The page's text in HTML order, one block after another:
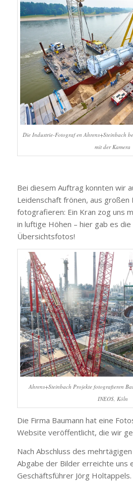
Die Industrie-Fotograf en Ahrens+Steinbach
mit der Kamera
Bei diesem Auftrag konnten wir
Leidenschaft frönen, aus großen
fotografieren: Ein Kran zog uns
in luftige Höhen – hier gab es
Übersichtsfotos!
Ahrens+Steinbach Projekte fotografieren
INEOS, Köln
Die Firma Baumann hat eine
Website veröffentlicht, die wir
Nach Abschluss des
Abgabe der Bilder erreichte uns
Geschäftsführer Jörg Holtappels.